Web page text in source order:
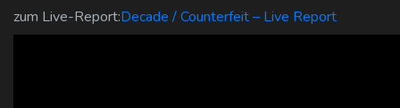
zum Live-Report:Decade / Counterfeit – Live Report